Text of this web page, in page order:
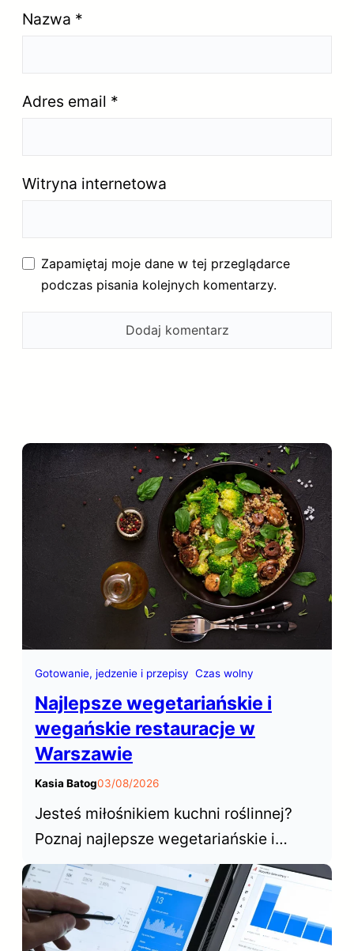
Nazwa *
Adres email *
Witryna internetowa
Zapamiętaj moje dane w tej przeglądarce
podczas pisania kolejnych komentarzy.
Gotowanie, jedzenie i przepisy Czas wolny
Najlepsze wegetariańskie i
wegańskie restauracje w
Warszawie
Kasia Batog03/08/2026
Jesteś miłośnikiem kuchni roślinnej?
Poznaj najlepsze wegetariańskie i
wegańskie restauracje w Warszawie,
które od lat cieszą się niesłabnącą
popularnością wśród mieszkańców i
turystów odwiedzających stolicę.